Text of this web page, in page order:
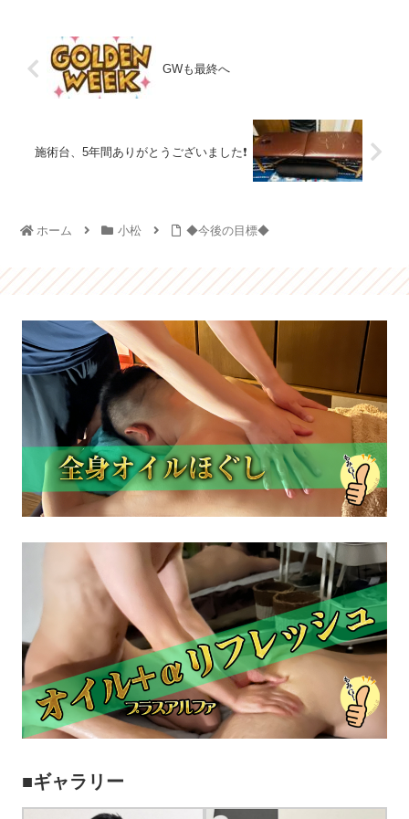
GWも最終へ
施術台、5年間ありがとうございました❗️
ホーム 小松 ◆今後の目標◆
■ギャラリー